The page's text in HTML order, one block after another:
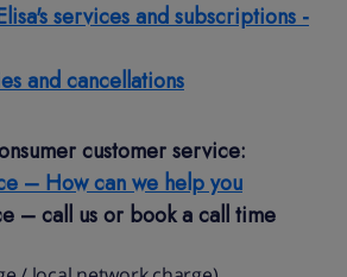
services and subscriptions -
and cancellations
customer service:
– How can we help you
– call us or book a call time